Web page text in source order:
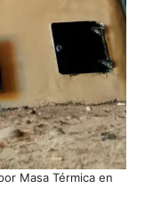
Masa Térmica en